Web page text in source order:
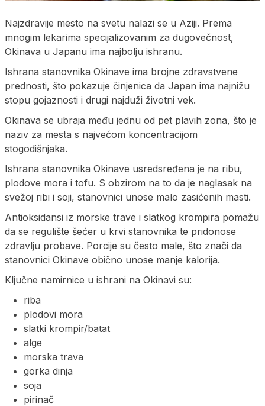
Najzdravije mesto na svetu nalazi se u Aziji. Prema
mnogim lekarima specijalizovanim za dugovečnost,
Okinava u Japanu ima najbolju ishranu.
Ishrana stanovnika Okinave ima brojne zdravstvene
prednosti, što pokazuje činjenica da Japan ima najnižu
stopu gojaznosti i drugi najduži životni vek.
Okinava se ubraja među jednu od pet plavih zona, što je
naziv za mesta s najvećom koncentracijom
stogodišnjaka.
Ishrana stanovnika Okinave usredsređena je na ribu,
plodove mora i tofu. S obzirom na to da je naglasak na
svežoj ribi i soji, stanovnici unose malo zasićenih masti.
Antioksidansi iz morske trave i slatkog krompira pomažu
da se regulište šećer u krvi stanovnika te pridonose
zdravlju probave. Porcije su često male, što znači da
stanovnici Okinave obično unose manje kalorija.
Ključne namirnice u ishrani na Okinavi su:
riba
plodovi mora
slatki krompir/batat
alge
morska trava
gorka dinja
soja
pirinač